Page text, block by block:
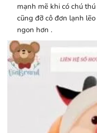
mạnh mẽ khi có chú
cũng đỡ cô đơn lạnh
ngon hơn .